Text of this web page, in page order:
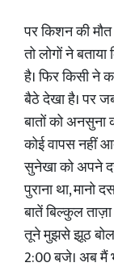
पर किशन की
तो लोगों ने
है। फिर किसी ने
बैठे देखा है। पर
बातों को अनसुना
कोई वापस नहीं
सुनेखा को अपने
पुराना था, मानो
बातें बिल्कुल
तूने मुझसे झूठ
2:00 बजे। अब मैं